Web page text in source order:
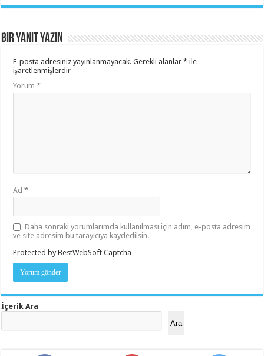
Bir yanıt yazın
E-posta adresiniz yayınlanmayacak. Gerekli alanlar* ile
işaretlenmişlerdir
Yorum*
Ad*
Daha sonraki yorumlarımda kullanılması için adım, e-posta adresim
ve site adresim bu tarayıcıya kaydedilsin.
Protected by BestWebSoft Captcha
İçerik Ara
Ara